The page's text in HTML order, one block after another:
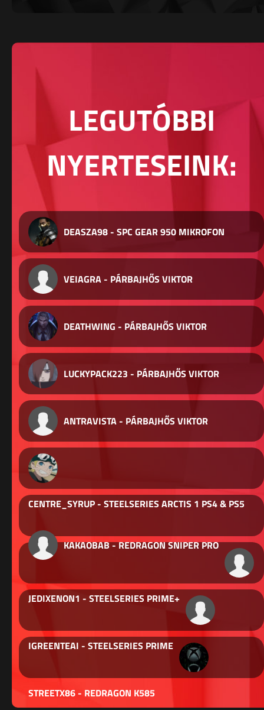
LEGUTÓBBI
NYERTESEINK:
DEASZA98 - SPC GEAR 950 MIKROFON
VEIAGRA - PÁRBAJHŐS VIKTOR
DEATHWING - PÁRBAJHŐS VIKTOR
LUCKYPACK223 - PÁRBAJHŐS VIKTOR
ANTRAVISTA - PÁRBAJHŐS VIKTOR
CENTRE_SYRUP - STEELSERIES ARCTIS 1 PS4 & PS5
KAKAOBAB - REDRAGON SNIPER PRO
JEDIXENON1 - STEELSERIES PRIME+
IGREENTEAI - STEELSERIES PRIME
STREETX86 - REDRAGON K585